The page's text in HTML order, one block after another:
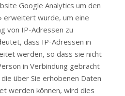
Google Analytics um den
erweitert wurde, um eine
von IP-Adressen zu
dass IP-Adressen in
werden, so dass sie nicht
in Verbindung gebracht
über Sie erhobenen Daten
werden können, wird dies